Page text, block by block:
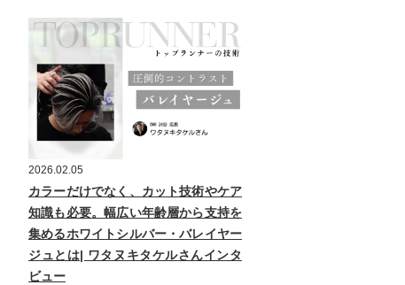
2026.02.05
カラーだけでなく、カット技術やケア
知識も必要。幅広い年齢層から支持を
集めるホワイトシルバー・バレイヤー
ジュとは| ワタヌキタケルさんインタ
ビュー